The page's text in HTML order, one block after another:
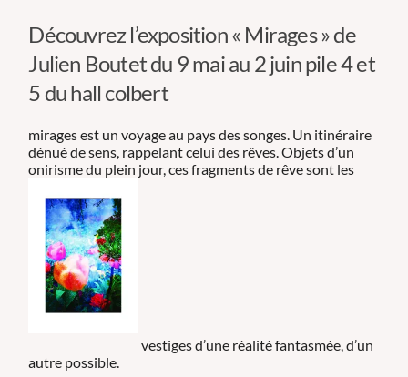
Découvrez l’exposition « Mirages » de
Julien Boutet du 9 mai au 2 juin pile 4 et
5 du hall colbert
mirages est un voyage au pays des songes. Un itinéraire
dénué de sens, rappelant celui des rêves. Objets d’un
onirisme du plein jour, ces fragments de rêve sont les
vestiges d’une réalité fantasmée, d’un
autre possible.